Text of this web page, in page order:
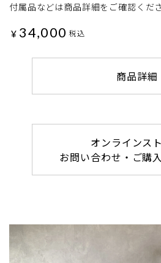
付属品などは商品詳細をご確認くださ
¥ 34,000 税込
商品詳細
オンラインス
お問い合わせ・ご購